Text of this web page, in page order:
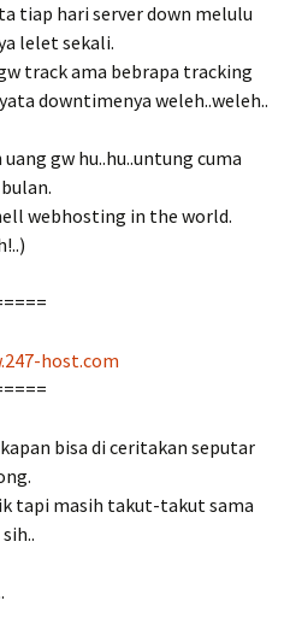
tiap hari server down melulu
lelet sekali.
track ama bebrapa tracking
downtimenya weleh..weleh..
gw hu..hu..untung cuma
webhosting in the world.
host.com
bisa di ceritakan seputar
tapi masih takut-takut sama